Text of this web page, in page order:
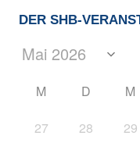
DER SHB-
M D M
27 28 29